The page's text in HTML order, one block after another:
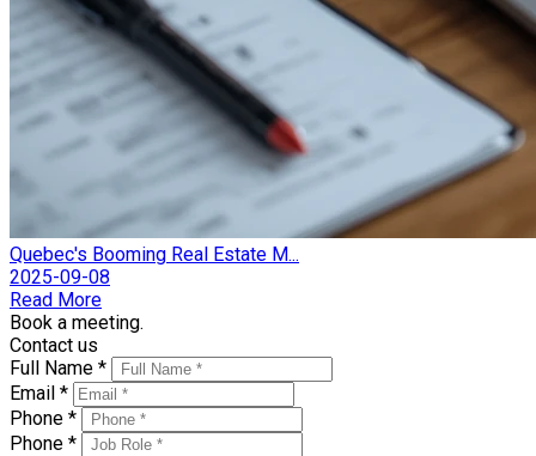
Quebec's Booming Real Estate M...
2025-09-08
Read More
Book a meeting.
Contact us
Full Name *
Email *
Phone *
Phone *